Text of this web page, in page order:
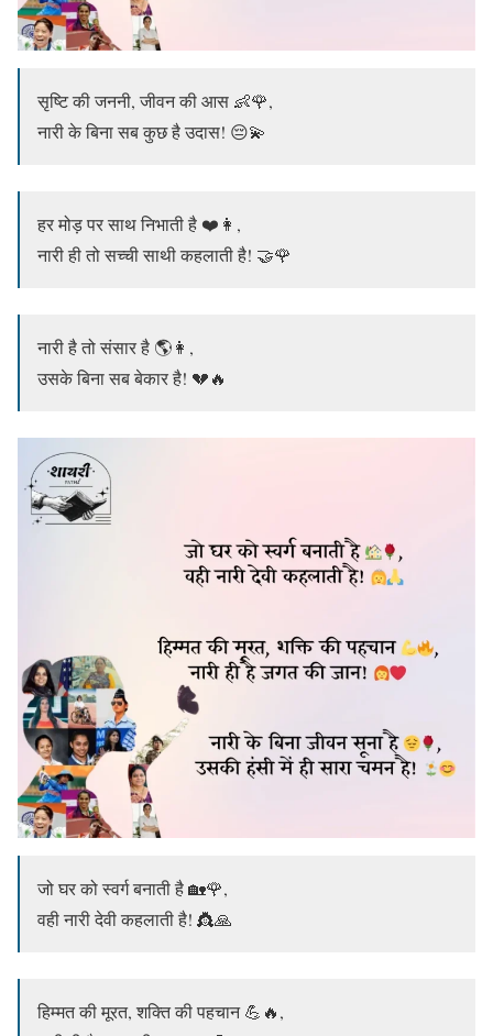
सृष्टि की जननी, जीवन की आस 👶🌹,
नारी के बिना सब कुछ है उदास! 😔💫
हर मोड़ पर साथ निभाती है ❤️👩,
नारी ही तो सच्ची साथी कहलाती है! 🤝🌹
नारी है तो संसार है 🌎👩,
उसके बिना सब बेकार है! 💔🔥
जो घर को स्वर्ग बनाती है 🏡🌹,
वही नारी देवी कहलाती है! 👸🙏
हिम्मत की मूरत, शक्ति की पहचान 💪🔥,